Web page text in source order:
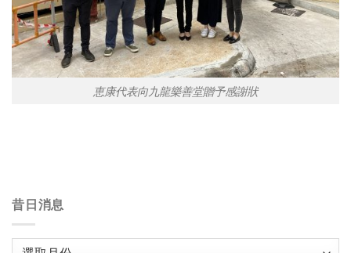
昔日消息
昔
恵康代表向九龍樂善堂贈予感謝狀